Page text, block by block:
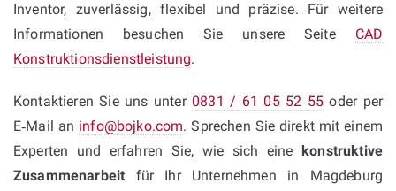
Inventor, zuverlässig, flexibel und präzise. Für weitere
Informationen besuchen Sie unsere Seite CAD
Konstruktionsdienstleistung.
Kontaktieren Sie uns unter0831 / 61 05 52 55 oder per
E‑Mail an info@bojko.com. Sprechen Sie direkt mit einem
Experten und erfahren Sie, wie sich eine
konstruktive
Zusammenarbeit für Ihr Unternehmen in Magdeburg